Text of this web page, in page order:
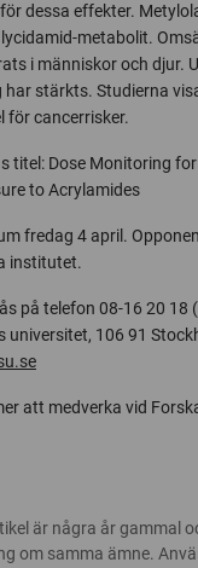
dessa effekter.
metabolit.
i människor och djur.
stärkts. Studierna
för cancerrisker.
titel: Dose Monitoring
to Acrylamides
fredag 4 april.
institutet.
på telefon 08-16 20
universitet, 106 91
att medverka vid
är några år gammal
om samma ämne.